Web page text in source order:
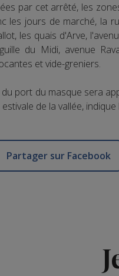
par cet arrêté, les
les jours de marché, la
les quais d'Arve,
du Midi, avenue
et vide-greniers.
port du masque sera
de la vallée, indique
Partager sur Facebook